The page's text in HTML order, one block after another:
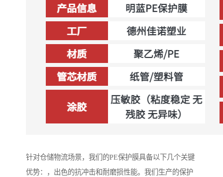
针对仓储物流场景，我们的PE保护膜具备以下几个关键
优势：，出色的抗冲击和耐磨损性能。我们生产的保护